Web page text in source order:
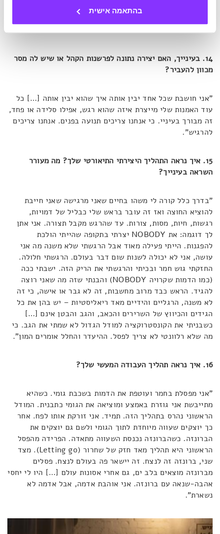
בהתאמה אישית
החומרים בצורה הכי טבעית שלהם".
14. בעינייך, האם יצירה נתונה לפרשנות הקהל או שיש לה מסר
מכוון להעביר?
"אני חושבת שכל אחד יבין אותה איך שהוא יבין אותה […] כל
עוד האמנות שלי מייצרת איזה שהוא רגש, אפילו סלידה או פחד,
זה מבורך בעיניי. כי אנחנו צריכים תנועה בפנים. אנחנו צריכים
להרגיש".
15. איך נראה התהליך היצירתי התיאורטי שלך? מה מעורר
השראה בעינייך?
"בדרך כלל קורה לי משהו בחיים שאני מרגישה שאני חייבת
להוציא החוצה ואז זה עובר בראש שלי כבליל של דמויות,
רגשות, חיות, מסות, צורות. עד שהרגש מקבל תצורה. אני אתן
לך דוגמה: את NOBODY יצרתי בתקופה שהייתי הולכת
להפגנות. הייתי פעילה מאוד אבל הרגשתי שלא משנה מה אני
עושה, אני לא יכולה לשנות שום דבר בעולם. הרגשתי חלולה.
החזקתי גוש חמר ובכיתי והרגשתי את הריק הזה. ישבתי ככה
(כמו הדמות שקרויה NOBODY) והבנתי שזה מה שאני רוצה
להגיד. הראש כבד מרוב מחשבות, זה לא גבר או אישה, כי זה
לא משנה, הרגליים והידיים מאד ריאליסטיות – יש בהן את כל
הגידים והכיווץ של השרירים והכאב, והגב והבטן אינם […]
כשבניתי את הקונסטרוקציה למודל הגדול לא שמתי את הגב. כי
מה שלא רלוונטי לא צריך לפסל. ההיעדר והחלל אומרים המון".
16. איך נראה תהליך העבודה המעשי שלך?
"אני מפסלת בחמר ועוטפת את הדמות בשכבת גומי. כשהיא
מתייבשת אני גוזרת באמצע ומוציאה את הגומי כתבנית. המודל
הראשוני נהרס בתהליך הזה. תמיד. אני זורקת אותו לפח. אחר
כך יוצקים שעווה מיוחדת לתוך הגומי ולשם גם יוצקים את
הברונזה. כשהברונזה נכנסת השעווה מתאדה. הפרידה מהפסל
הראשוני היא תהליך מאד חזק של שחרור (Letting go). מצד
שני, ברונזה זה לנצח. זה יישאר פה בעולם לנצח. פסלים
מברונזה מוצאים בלב ים, גם אחרי אסונות עולם […] היו לי יחסי
אהבה-שנאה עם ברונזה. אני אוהבת אדמה, אבל אדמה לא
נשארת".